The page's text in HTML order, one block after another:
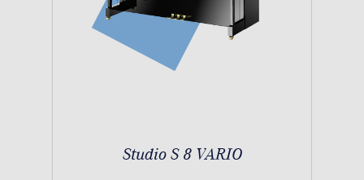
Studio S 8 VARIO